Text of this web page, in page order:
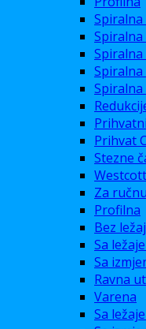
Prihvat
Stezne
Za
Profilna
Bez
Sa
Sa
Ravna
Varena
Sa